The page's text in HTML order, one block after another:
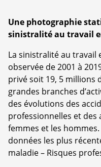
Une photographie
sinistralité au travail
La sinistralité au travail
observée de 2001 à
privé soit 19, 5 millions
grandes branches
des évolutions des
professionnelles et
femmes et les
données les plus
maladie – Risques